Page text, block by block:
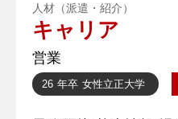
会情勢で大会がなく
校サッカーを終えた
の両立の中で週1回の
のチームでの立ち位
人材（派遣・紹介）
キャリア
営業
26 年卒 女性立正大学